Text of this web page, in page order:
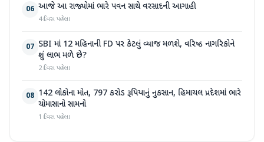
06 આજે આ રાજ્યોમાં ભારે પવન સાથે વરસાદની આગાહી
4 દિવસ પહેલા
07 SBI માં 12 મહિનાની FD પર કેટલું વ્યાજ મળશે, વરિષ્ઠ નાગરિકોને
શું લાભ મળે છે?
2 દિવસ પહેલા
08 142 લોકોના મોત, 797 કરોડ રૂપિયાનું નુકસાન, હિમાચલ પ્રદેશમાં ભારે
ચોમાસાનો સામનો
1 દિવસ પહેલા